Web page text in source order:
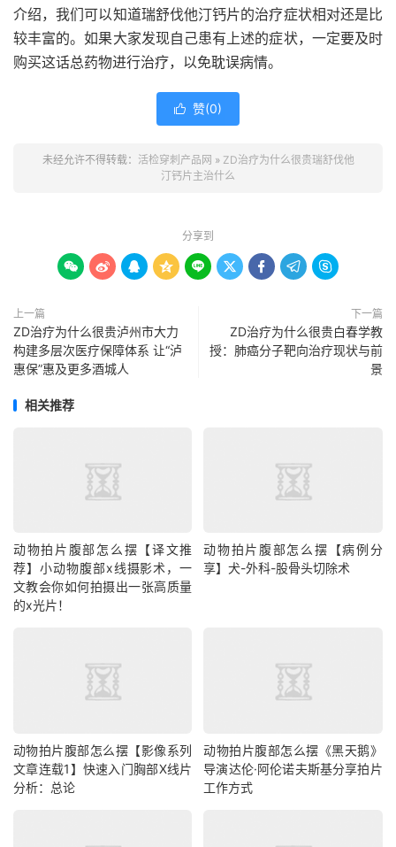
介绍，我们可以知道瑞舒伐他汀钙片的治疗症状相对还是比
较丰富的。如果大家发现自己患有上述的症状，一定要及时
购买这话总药物进行治疗，以免耽误病情。
 赞(0)
未经允许不得转载： 活检穿刺产品网 » ZD治疗为什么很贵瑞舒伐他
汀钙片主治什么
分享到
        
上一篇
ZD治疗为什么很贵泸州市大力
构建多层次医疗保障体系 让“泸
惠保”惠及更多酒城人
下一篇
ZD治疗为什么很贵白春学教
授：肺癌分子靶向治疗现状与前
景
相关推荐
动物拍片腹部怎么摆【译文推
荐】小动物腹部x线摄影术，一
文教会你如何拍摄出一张高质量
的x光片！
动物拍片腹部怎么摆【病例分
享】犬-外科-股骨头切除术
动物拍片腹部怎么摆【影像系列
文章连载1】快速入门胸部X线片
分析：总论
动物拍片腹部怎么摆《黑天鹅》
导演达伦·阿伦诺夫斯基分享拍片
工作方式